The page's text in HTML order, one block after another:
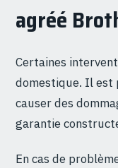
agréé
Certaines
domestique. Il est
causer des
garantie
En cas de